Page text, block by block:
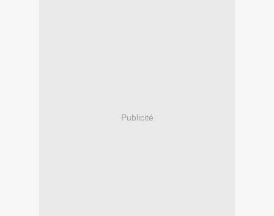
Publicité